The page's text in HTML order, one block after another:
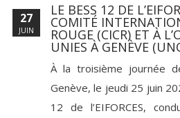
LE BESS 12 DE
COMITÉ
ROUGE (CICR) ET À
UNIES À GENÈVE
À la troisième journée
Genève, le jeudi 25 juin
12 de l’EIFORCES,
27
JUIN